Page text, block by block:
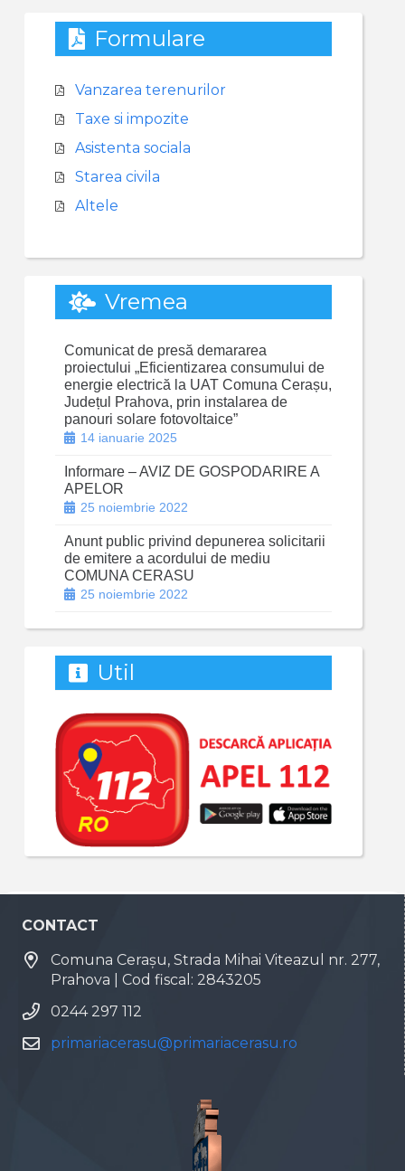
Formulare
Vanzarea terenurilor
Taxe si impozite
Asistenta sociala
Starea civila
Altele
Vremea
Comunicat de presă demararea
proiectului „Eficientizarea consumului de
energie electrică la UAT Comuna Cerașu,
Județul Prahova, prin instalarea de
panouri solare fotovoltaice”
14 ianuarie 2025
Informare – AVIZ DE GOSPODARIRE A
APELOR
25 noiembrie 2022
Anunt public privind depunerea solicitarii
de emitere a acordului de mediu
COMUNA CERASU
25 noiembrie 2022
Util
CONTACT
Comuna Cerașu, Strada Mihai Viteazul nr. 277,
Prahova | Cod fiscal: 2843205
0244 297 112
primariacerasu@primariacerasu.ro